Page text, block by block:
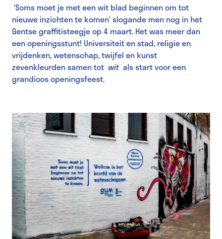
‘Soms moet je met een wit blad beginnen om tot
nieuwe inzichten te komen’ slogande men nog in het
Gentse graffitisteegje op 4 maart. Het was meer dan
een openingsstunt! Universiteit en stad, religie en
vrijdenken, wetenschap, twijfel en kunst
zevenkleurden samen tot wit als start voor een
grandioos openingsfeest.